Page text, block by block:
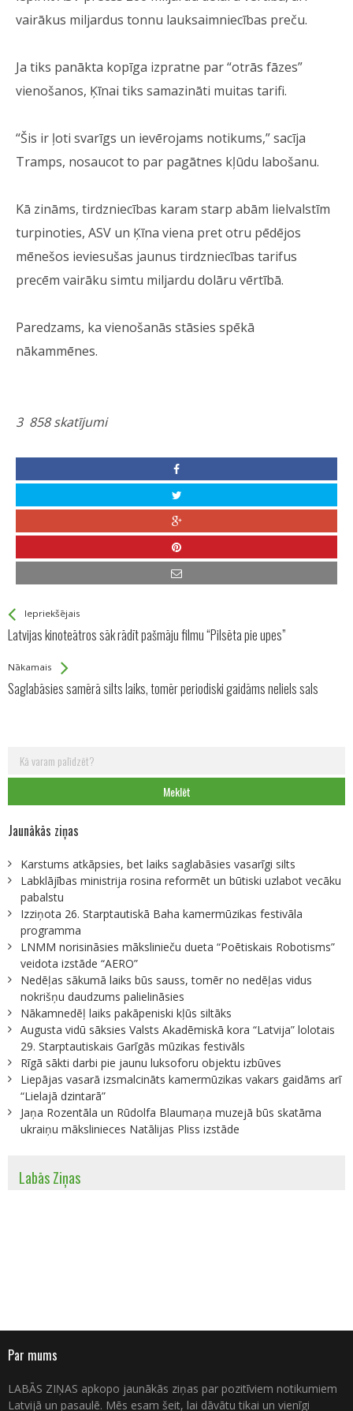
vairākus miljardus tonnu lauksaimniecības preču.
Ja tiks panākta kopīga izpratne par “otrās fāzes”
vienošanos, Ķīnai tiks samazināti muitas tarifi.
“Šis ir ļoti svarīgs un ievērojams notikums,” sacīja
Tramps, nosaucot to par pagātnes kļūdu labošanu.
Kā zināms, tirdzniecības karam starp abām lielvalstīm
turpinoties, ASV un Ķīna viena pret otru pēdējos
mēnešos ieviesušas jaunus tirdzniecības tarifus
precēm vairāku simtu miljardu dolāru vērtībā.
Paredzams, ka vienošanās stāsies spēkā
nākammēnes.
3 858 skatījumi
See more
Iepriekšējais
Latvijas kinoteātros sāk rādīt pašmāju filmu “Pilsēta pie upes”
Back
All
Entries
Nākamais
Saglabāsies samērā silts laiks, tomēr periodiski gaidāms neliels sals
Meklēt:
Jaunākās ziņas
Karstums atkāpsies, bet laiks saglabāsies vasarīgi silts
Labklājības ministrija rosina reformēt un būtiski uzlabot vecāku
pabalstu
Izziņota 26. Starptautiskā Baha kamermūzikas festivāla
programma
LNMM norisināsies mākslinieču dueta “Poētiskais Robotisms”
veidota izstāde “AERO”
Nedēļas sākumā laiks būs sauss, tomēr no nedēļas vidus
nokrišņu daudzums palielināsies
Nākamnedēļ laiks pakāpeniski kļūs siltāks
Augusta vidū sāksies Valsts Akadēmiskā kora “Latvija” lolotais
29. Starptautiskais Garīgās mūzikas festivāls
Rīgā sākti darbi pie jaunu luksoforu objektu izbūves
Liepājas vasarā izsmalcināts kamermūzikas vakars gaidāms arī
“Lielajā dzintarā”
Jaņa Rozentāla un Rūdolfa Blaumaņa muzejā būs skatāma
ukraiņu mākslinieces Natālijas Pliss izstāde
Labās Ziņas
Par mums
LABĀS ZIŅAS apkopo jaunākās ziņas par pozitīviem notikumiem
Latvijā un pasaulē. Mēs esam šeit, lai dāvātu tikai un vienīgi